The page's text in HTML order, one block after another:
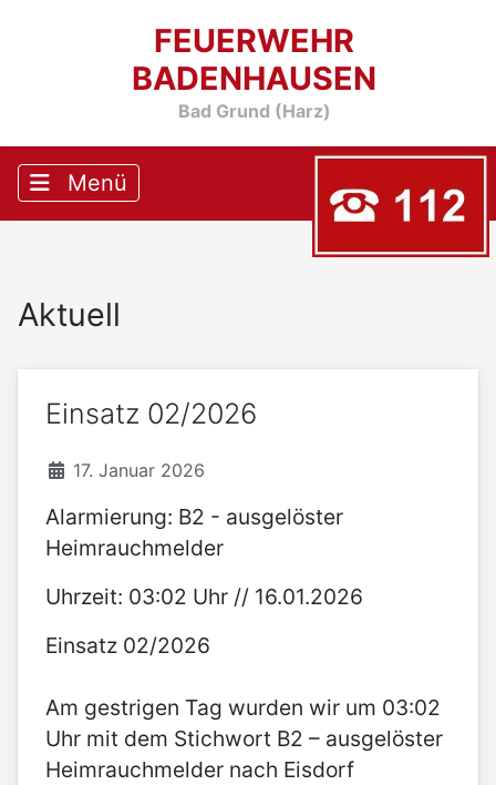
FEUERWEHR
BADENHAUSEN
Bad Grund (Harz)
Aktuell
Einsatz 02/2026
17. Januar 2026
Alarmierung: B2 - ausgelöster
Heimrauchmelder
Uhrzeit: 03:02 Uhr // 16.01.2026
Einsatz 02/2026
Am gestrigen Tag wurden wir um 03:02
Uhr mit dem Stichwort B2 – ausgelöster
Heimrauchmelder nach Eisdorf